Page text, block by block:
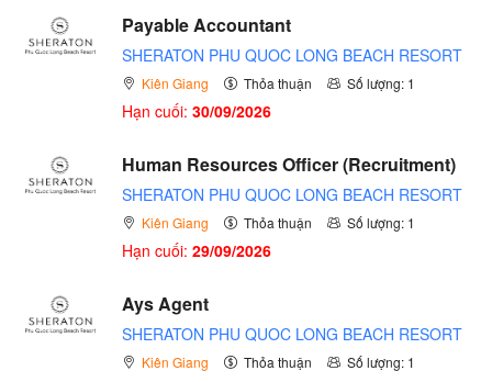
Payable Accountant
SHERATON PHU QUOC LONG BEACH RESORT
Kiên Giang Thỏa thuận Số lượng: 1
Hạn cuối: 30/09/2026
Human Resources Officer (Recruitment)
SHERATON PHU QUOC LONG BEACH RESORT
Kiên Giang Thỏa thuận Số lượng: 1
Hạn cuối: 29/09/2026
Ays Agent
SHERATON PHU QUOC LONG BEACH RESORT
Kiên Giang Thỏa thuận Số lượng: 1